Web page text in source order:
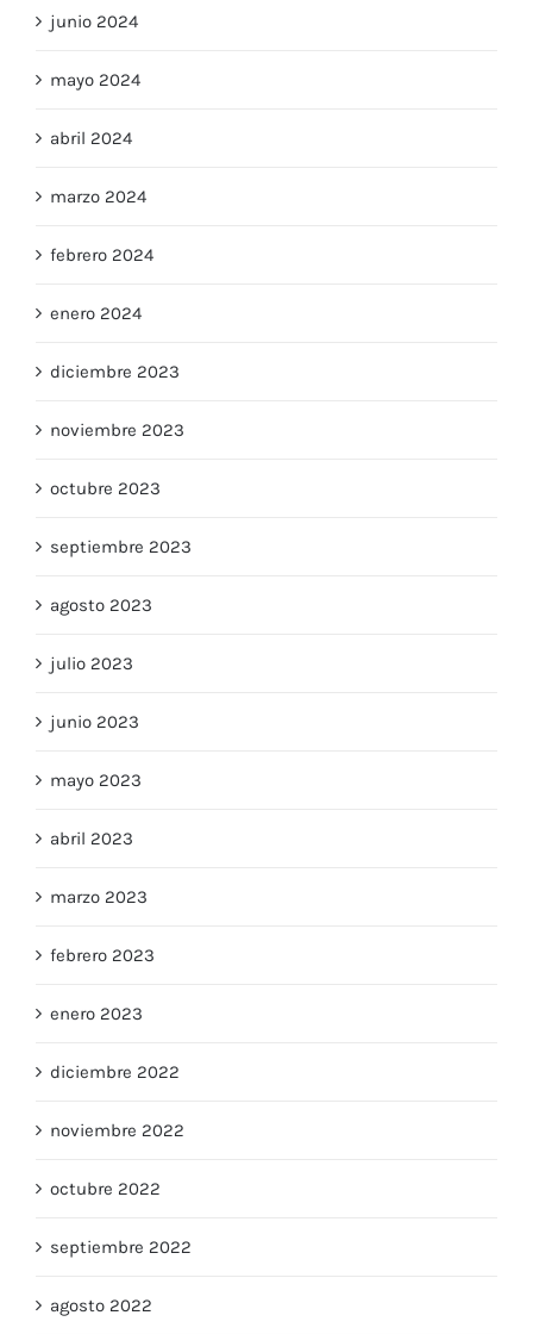
junio 2024
mayo 2024
abril 2024
marzo 2024
febrero 2024
enero 2024
diciembre 2023
noviembre 2023
octubre 2023
septiembre 2023
agosto 2023
julio 2023
junio 2023
mayo 2023
abril 2023
marzo 2023
febrero 2023
enero 2023
diciembre 2022
noviembre 2022
octubre 2022
septiembre 2022
agosto 2022